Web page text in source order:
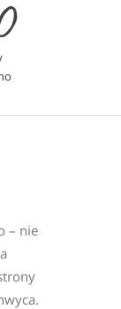
– nie